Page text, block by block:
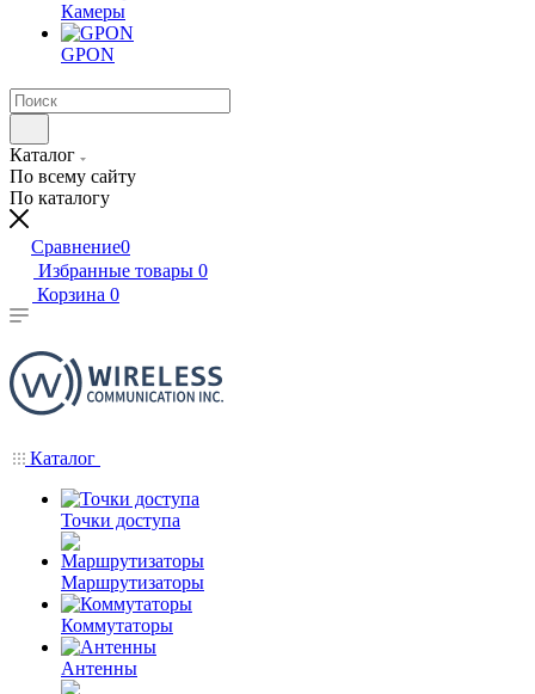
Камеры
GPON
Каталог
По всему сайту
По каталогу
Сравнение0
Избранные товары 0
Корзина 0
Каталог
Точки доступа
Маршрутизаторы
Коммутаторы
Антенны